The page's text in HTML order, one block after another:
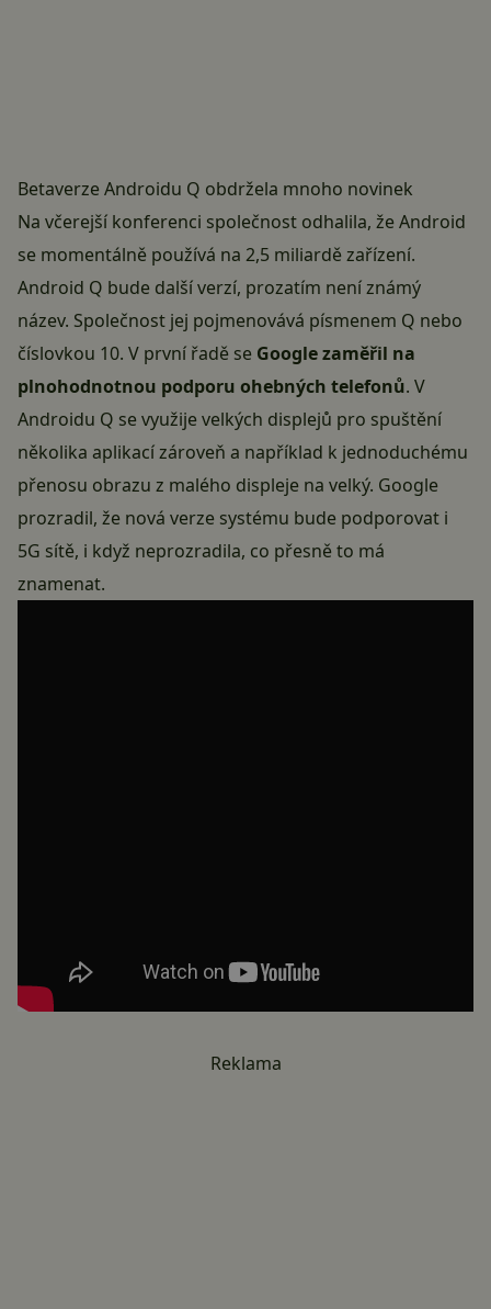
Betaverze Androidu Q obdržela mnoho novinek
Na včerejší konferenci společnost odhalila, že Android
se momentálně používá na 2,5 miliardě zařízení.
Android Q bude další verzí, prozatím není známý
název. Společnost jej pojmenovává písmenem Q nebo
číslovkou 10. V první řadě se Google zaměřil na
plnohodnotnou podporu ohebných telefonů. V
Androidu Q se využije velkých displejů pro spuštění
několika aplikací zároveň a například k jednoduchému
přenosu obrazu z malého displeje na velký. Google
prozradil, že nová verze systému bude podporovat i
5G sítě, i když neprozradila, co přesně to má
znamenat.
Reklama